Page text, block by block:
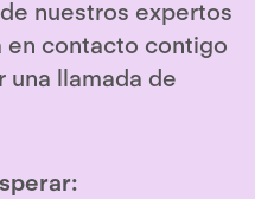
nuestros expertos
en contacto contigo
una llamada de